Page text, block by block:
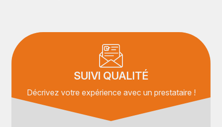
SUIVI QUALITÉ
Décrivez votre expérience avec un prestataire !